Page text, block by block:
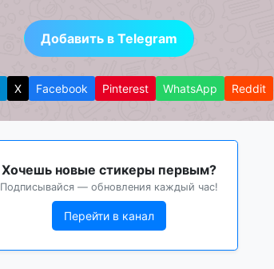
Добавить в Telegram
X Facebook Pinterest WhatsApp Reddit
Хочешь новые стикеры первым?
Подписывайся — обновления каждый час!
Перейти в канал